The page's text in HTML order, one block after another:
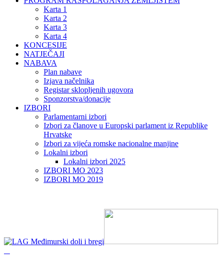
Karta 1
Karta 2
Karta 3
Karta 4
KONCESIJE
NATJEČAJI
NABAVA
Plan nabave
Izjava načelnika
Registar sklopljenih ugovora
Sponzorstva/donacije
IZBORI
Parlamentarni izbori
Izbori za članove u Europski parlament iz Republike
Hrvatske
Izbori za vijeća romske nacionalne manjine
Lokalni izbori
Lokalni izbori 2025
IZBORI MO 2023
IZBORI MO 2019